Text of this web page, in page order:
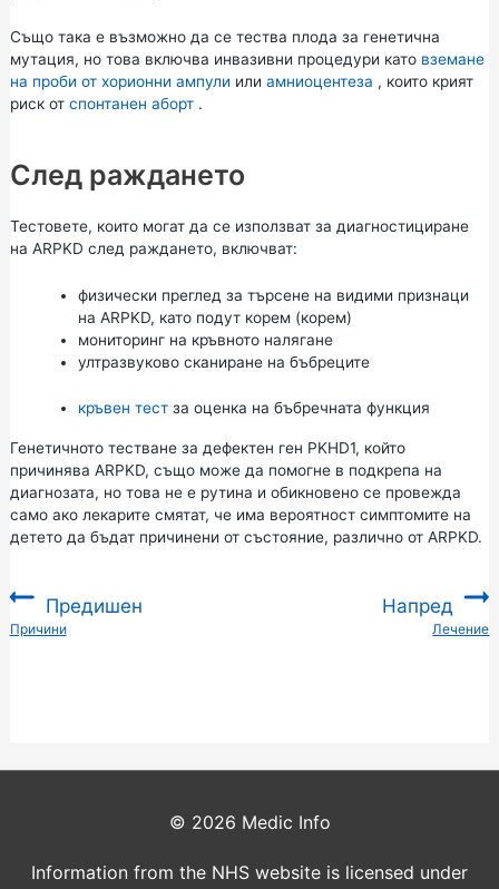
Също така е възможно да се тества плода за генетична
мутация, но това включва инвазивни процедури като вземане
на проби от хорионни ампули или амниоцентеза , които крият
риск от спонтанен аборт.
След раждането
Тестовете, които могат да се използват за диагностициране
на ARPKD след раждането, включват:
физически преглед за търсене на видими признаци
на ARPKD, като подут корем (корем)
мониторинг на кръвното налягане
ултразвуково сканиране на бъбреците
кръвен тестза оценка на бъбречната функция
Генетичното тестванеза дефектен ген PKHD1, който
причинява ARPKD, също може да помогне в подкрепа на
диагнозата, но това не е рутина и обикновено се провежда
само ако лекарите смятат, че има вероятност симптомите на
детето да бъдат причинени от състояние, различно от ARPKD.
Предишен
:Причини
Напред
Лечение
© 2026 Medic Info
Information from the NHS website is licensed under